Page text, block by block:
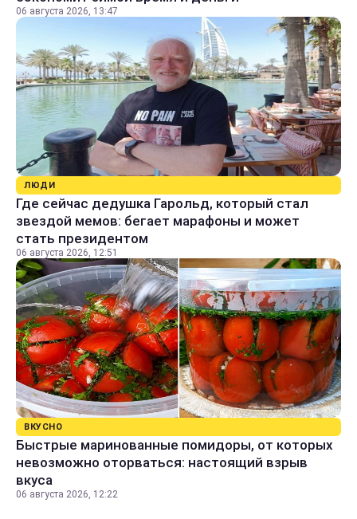
06 августа 2026, 13:47
ЛЮДИ
Где сейчас дедушка Гарольд, который стал
звездой мемов: бегает марафоны и может
стать президентом
06 августа 2026, 12:51
ВКУСНО
Быстрые маринованные помидоры, от которых
невозможно оторваться: настоящий взрыв
вкуса
06 августа 2026, 12:22